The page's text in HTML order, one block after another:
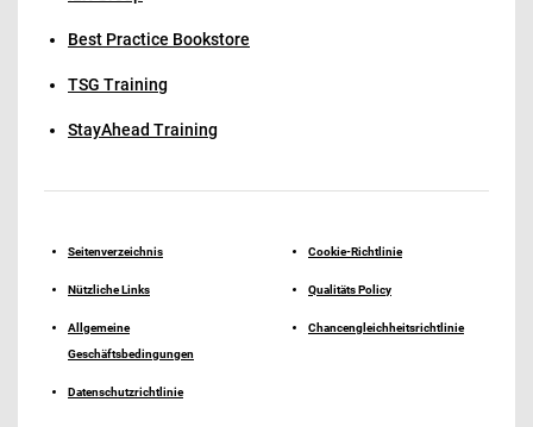
Best Practice Bookstore
TSG Training
StayAhead Training
Seitenverzeichnis
Nützliche Links
Allgemeine
Geschäftsbedingungen
Datenschutzrichtlinie
Cookie-Richtlinie
Qualitäts Policy
Chancengleichheitsrichtlinie